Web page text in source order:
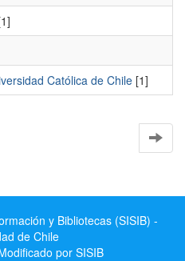
Católica de Chile [1]
y Bibliotecas (SISIB) -
de Chile
por SISIB